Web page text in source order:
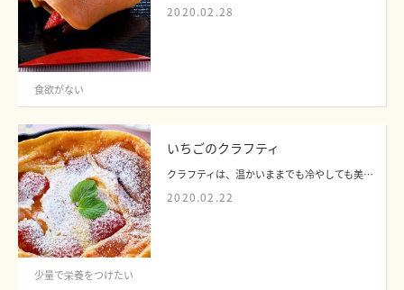
2020.02.28
食欲がない
いちごのクラフティ
クラフティは、温かいままでも冷やしても美味しいプリンのようなスイーツです。生クリ...
2020.02.22
少量で栄養をつけたい